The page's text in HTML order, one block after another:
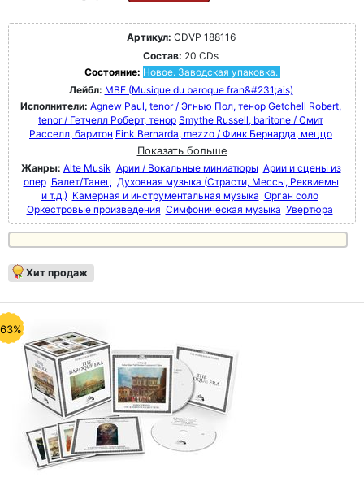
Артикул: CDVP 188116
Состав: 20 CDs
Состояние: Новое. Заводская упаковка.
Лейбл: MBF (Musique du baroque fran&#231;ais)
Исполнители: Agnew Paul, tenor / Эгнью Пол, тенор Getchell Robert,
tenor / Гетчелл Роберт, тенор Smythe Russell, baritone / Смит
Расселл, баритон Fink Bernarda, mezzo / Финк Бернарда, меццо
Показать больше
Жанры: Alte Musik Арии / Вокальные миниатюры Арии и сцены из
опер Балет/Танец Духовная музыка (Страсти, Мессы, Реквиемы
и т.д.) Камерная и инструментальная музыка Орган соло
Оркестровые произведения Симфоническая музыка Увертюра
Хит продаж